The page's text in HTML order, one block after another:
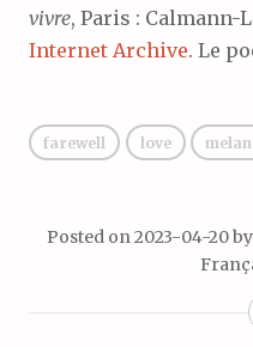
vivre, Paris : Calmann-
Internet Archive. Le
farewell love
Posted on2023-04-20by